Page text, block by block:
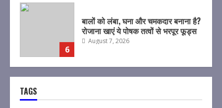
7
महिला टी20 एशिया कप 2026 का शेड्यूल
जारी
August 7, 2026
ओटीटी पर दस्तक देने जा रही कंगना रनौत
स्ट्रीम
TAGS